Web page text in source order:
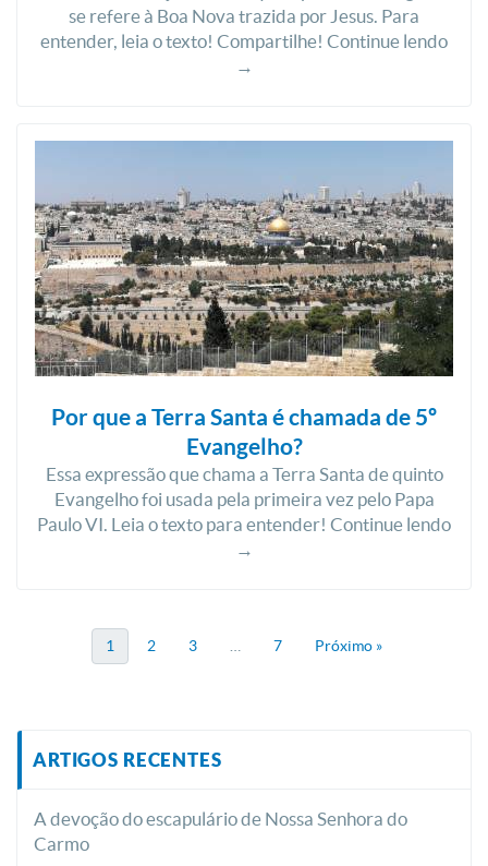
se refere à Boa Nova trazida por Jesus. Para
entender, leia o texto! Compartilhe! Continue lendo
→
Por que a Terra Santa é chamada de 5º
Evangelho?
Essa expressão que chama a Terra Santa de quinto
Evangelho foi usada pela primeira vez pelo Papa
Paulo VI. Leia o texto para entender! Continue lendo
→
1 2 3 7 Próximo »
ARTIGOS RECENTES
A devoção do escapulário de Nossa Senhora do
Carmo